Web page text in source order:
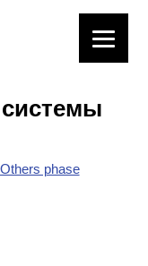
phase